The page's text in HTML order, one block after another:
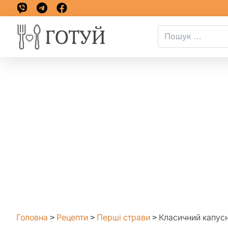
Головна > Рецепти > Перші страви > Класичний